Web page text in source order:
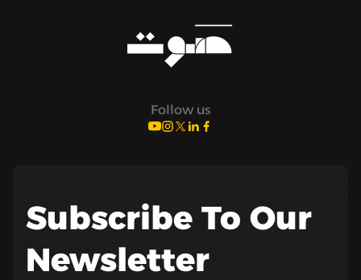
Follow us
Subscribe To Our
Newsletter